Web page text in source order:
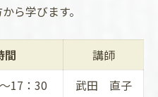
ら学びます。
間
講師
17：30
武田 直子